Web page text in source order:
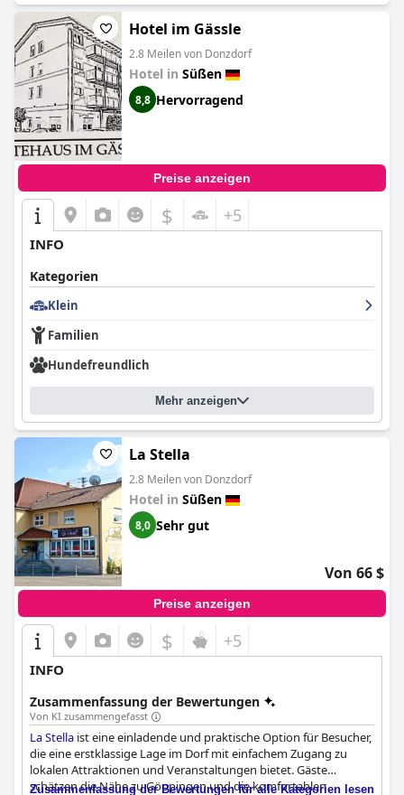
Hotel im Gässle
2.8 Meilen von Donzdorf
Hotel in Süßen
8,8 Hervorragend
Preise anzeigen
$ +5
INFO
Kategorien
Klein
Familien
Hundefreundlich
Mehr anzeigen
La Stella
2.8 Meilen von Donzdorf
Hotel in Süßen
8,0 Sehr gut
Von 66 $
Preise anzeigen
$ +5
INFO
Zusammenfassung der Bewertungen
Von KI zusammengefasst
La Stella ist eine einladende und praktische Option für Besucher,
die eine erstklassige Lage im Dorf mit einfachem Zugang zu
lokalen Attraktionen und Veranstaltungen bietet. Gäste
schätzen die Nähe zu Göppingen und die komfortablen
Zusammenfassung der Bewertungen für alle Kategorien lesen